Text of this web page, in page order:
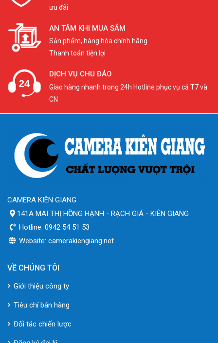
ưu đãi
AN TÂM KHI MUA SẮM
Sản phẩm, hàng hóa chính hãng
Thanh toán tiện lợi
DỊCH VỤ CHU ĐÁO
Giao hàng nhanh trong 24h Hotline phục vụ cả T7 và
CN
CAMERA KIÊN GIANG
141A MAI THỊ HỒNG HẠNH - RẠCH GIÁ - KIÊN GIANG
Hotline: 0942 54 51 53
Website: camerakiengiang.net
VỀ CHÚNG TÔI
Giới thiệu công ty
Tiêu chí bán hàng
Đối tác chiến lược